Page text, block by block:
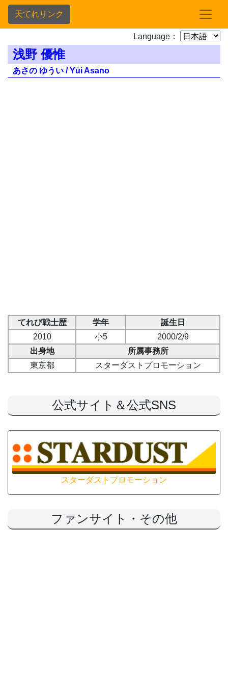
天てれリンク
Language：
浅野 優惟
あさの ゆうい / Yūi Asano
てれび戦士歴 学年
誕生日
2010
小5
2000/2/9
出身地
所属事務所
東京都
スターダストプロモーション
公式サイト＆公式SNS
スターダストプロモーション
ファンサイト・その他